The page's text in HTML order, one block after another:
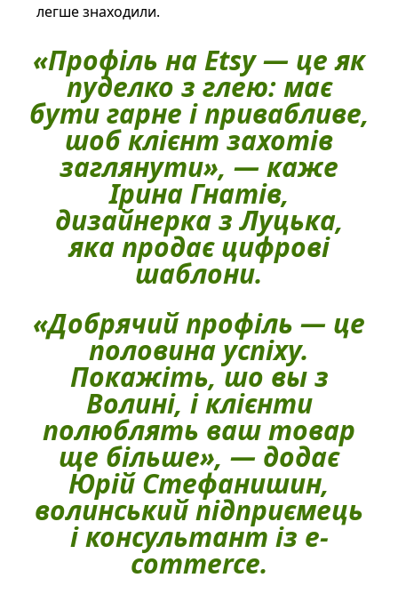
легше знаходили.
«Профіль на Etsy — це як
пуделко з глею: має
бути гарне і привабливе,
шоб клієнт захотів
заглянути», — каже
Ірина Гнатів,
дизайнерка з Луцька,
яка продає цифрові
шаблони.
«Добрячий профіль — це
половина успіху.
Покажіть, шо вы з
Волині, і клієнти
полюблять ваш товар
ще більше», — додає
Юрій Стефанишин,
волинський підприємець
і консультант із e-
commerce.